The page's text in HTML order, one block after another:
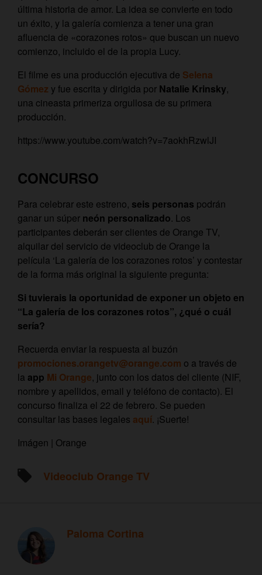
última historia de amor. La idea se convierte en todo
un éxito, y la galería comienza a tener una gran
afluencia de «corazones rotos» que buscan un nuevo
comienzo, incluido el de la propia Lucy.
El filme es una producción ejecutiva de Selena
Gómez y fue escrita y dirigida por Natalie Krinsky,
una cineasta primeriza orgullosa de su primera
producción.
https://www.youtube.com/watch?v=7aokhRzwlJI
CONCURSO
Para celebrar este estreno, seis personas podrán
ganar un súper neón personalizado. Los
participantes deberán ser clientes de Orange TV,
alquilar del servicio de videoclub de Orange la
película ‘La galería de los corazones rotos’ y contestar
de la forma más original la siguiente pregunta:
Si tuvierais la oportunidad de exponer un objeto en
“La galería de los corazones rotos”, ¿qué o cuál
sería?
Recuerda enviar la respuesta al buzón
promociones.orangetv@orange.com o a través de
la app Mi Orange, junto con los datos del cliente (NIF,
nombre y apellidos, email y teléfono de contacto). El
concurso finaliza el 22 de febrero. Se pueden
consultar las bases legales aquí. ¡Suerte!
Imágen | Orange
Videoclub Orange TV
Paloma Cortina